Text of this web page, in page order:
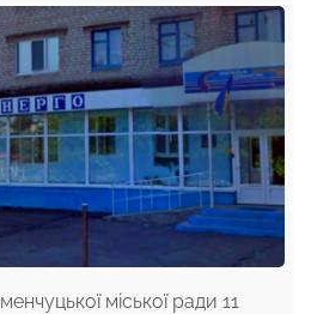
міської ради 11